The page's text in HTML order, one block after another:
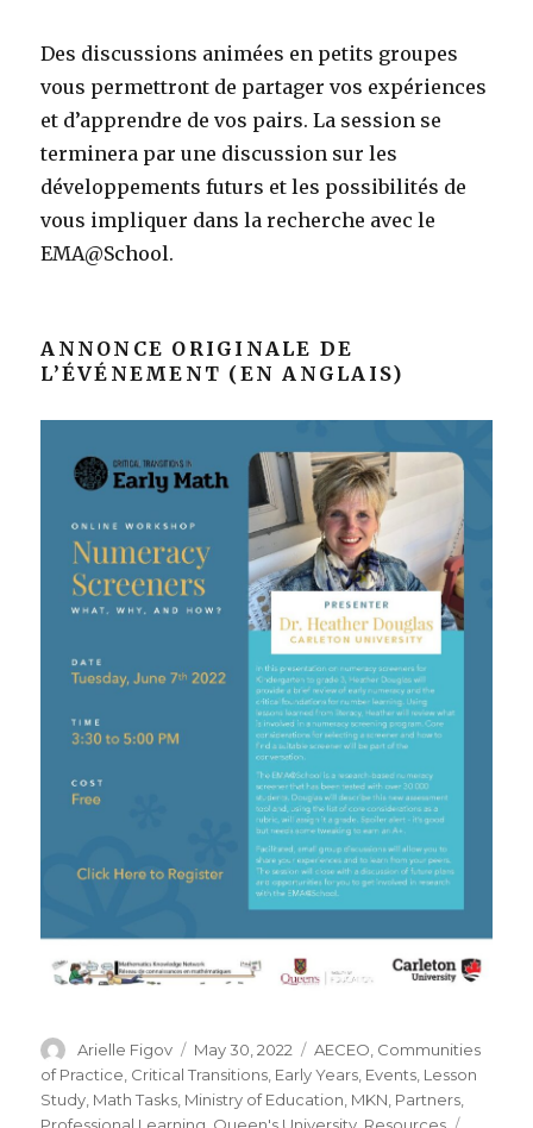
Des discussions animées en petits groupes
vous permettront de partager vos expériences
et d’apprendre de vos pairs. La session se
terminera par une discussion sur les
développements futurs et les possibilités de
vous impliquer dans la recherche avec le
EMA@School.
ANNONCE ORIGINALE DE
L’ÉVÉNEMENT (EN ANGLAIS)
Author
Arielle Figov
Posted
on
May 30, 2022 Categories
AECEO Communities
of Practice Critical Transitions Early Years Events Lesson
Study Math Tasks Ministry of Education MKN Partners
Professional Learning Queen's University Resources